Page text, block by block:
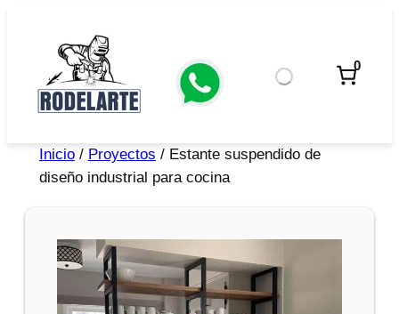
0
Inicio/ Proyectos / Estante suspendido de
diseño industrial para cocina